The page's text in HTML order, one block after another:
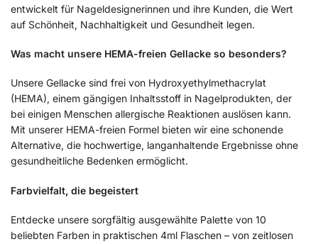
entwickelt für Nageldesignerinnen und ihre Kunden, die Wert
auf Schönheit, Nachhaltigkeit und Gesundheit legen.
Was macht unsere HEMA-freien Gellacke so besonders?
Unsere Gellacke sind frei von Hydroxyethylmethacrylat
(HEMA), einem gängigen Inhaltsstoff in Nagelprodukten, der
bei einigen Menschen allergische Reaktionen auslösen kann.
Mit unserer HEMA-freien Formel bieten wir eine schonende
Alternative, die hochwertige, langanhaltende Ergebnisse ohne
gesundheitliche Bedenken ermöglicht.
Farbvielfalt, die begeistert
Entdecke unsere sorgfältig ausgewählte Palette von 10
beliebten Farben in praktischen 4ml Flaschen – von zeitlosen